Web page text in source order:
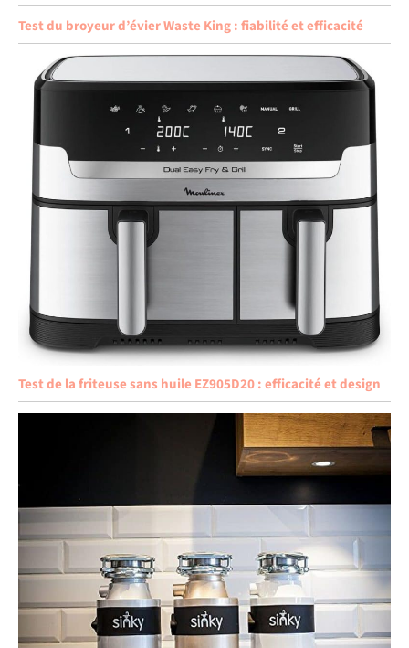
Test du broyeur d’évier Waste King : fiabilité et efficacité
Test de la friteuse sans huile EZ905D20 : efficacité et design